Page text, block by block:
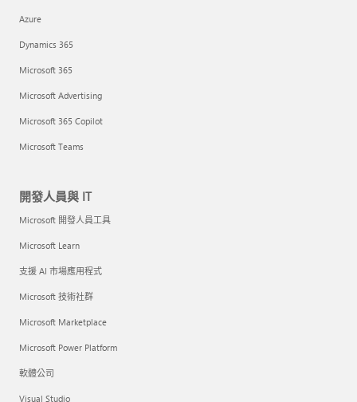
Azure
Dynamics 365
Microsoft 365
Microsoft Advertising
Microsoft 365 Copilot
Microsoft Teams
開發人員與 IT
Microsoft 開發人員工具
Microsoft Learn
支援 AI 市場應用程式
Microsoft 技術社群
Microsoft Marketplace
Microsoft Power Platform
軟體公司
Visual Studio